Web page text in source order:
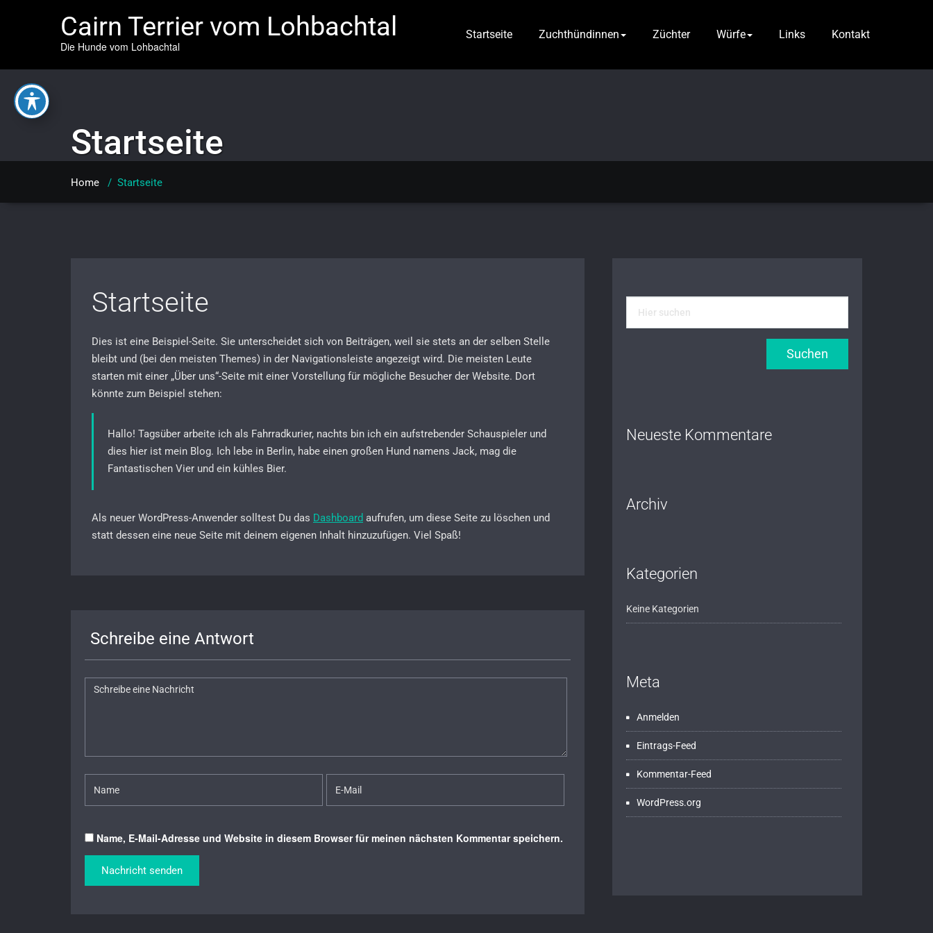
Cairn Terrier vom Lohbachtal
Die Hunde vom Lohbachtal
Startseite Zuchthündinnen Züchter Würfe Links Kontakt
Startseite
Home / Startseite
Startseite
Dies ist eine Beispiel-Seite. Sie unterscheidet sich von Beiträgen, weil sie stets an der selben Stelle
bleibt und (bei den meisten Themes) in der Navigationsleiste angezeigt wird. Die meisten Leute
starten mit einer „Über uns“-Seite mit einer Vorstellung für mögliche Besucher der Website. Dort
könnte zum Beispiel stehen:
Hallo! Tagsüber arbeite ich als Fahrradkurier, nachts bin ich ein aufstrebender Schauspieler und
dies hier ist mein Blog. Ich lebe in Berlin, habe einen großen Hund namens Jack, mag die
Fantastischen Vier und ein kühles Bier.
Als neuer WordPress-Anwender solltest Du das Dashboard aufrufen, um diese Seite zu löschen und
statt dessen eine neue Seite mit deinem eigenen Inhalt hinzuzufügen. Viel Spaß!
Schreibe eine Antwort
Name, E-Mail-Adresse und Website in diesem Browser für meinen nächsten Kommentar speichern.
Neueste Kommentare
Archiv
Kategorien
Keine Kategorien
Meta
Anmelden
Eintrags-Feed
Kommentar-Feed
WordPress.org